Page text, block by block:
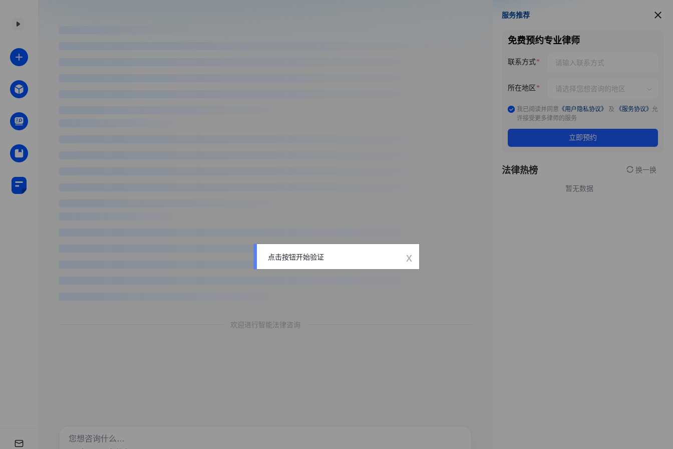
欢迎进行智能法律咨询
服务推荐
服务推荐
免费预约专业律师
联系方式
所在地区
我已阅读并同意 《用户隐私协议》 及 《服务协议》 允
许接受更多律师的服务
立即预约
法律热榜 换一换
暂无数据
点击按钮开始验证 x